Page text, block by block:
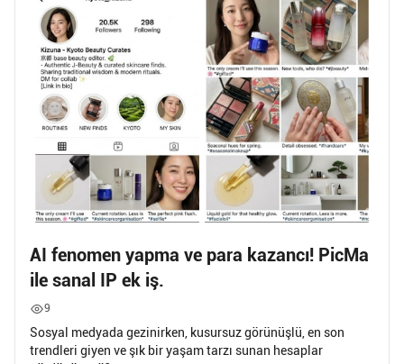
AI fenomen yapma ve para kazancı! PicMa
ile sanal IP ek iş.
9
Sosyal medyada gezinirken, kusursuz görünüşlü, en son
trendleri giyen ve şık bir yaşam tarzı sunan hesaplar